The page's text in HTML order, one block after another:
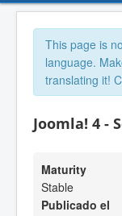
This page is
language.
translating it!
Joomla! 4 -
Maturity
Stable
Publicado el